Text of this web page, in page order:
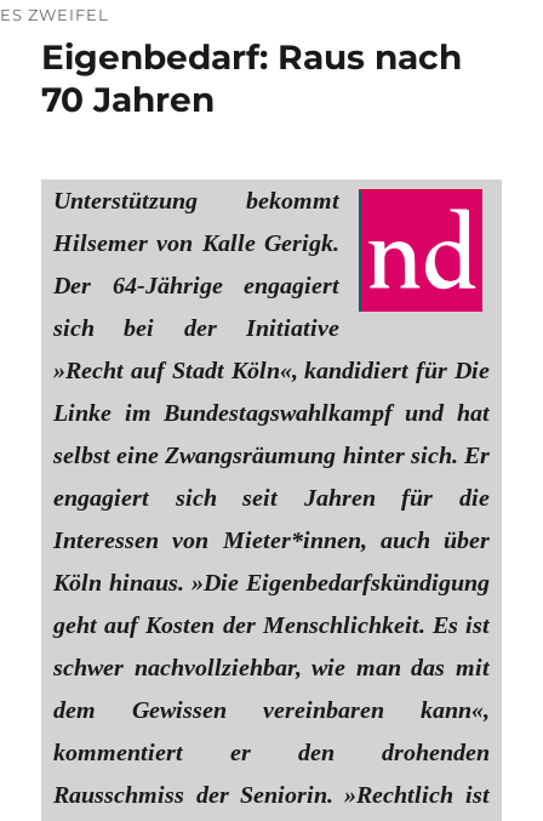
ES ZWEIFEL
Eigenbedarf: Raus nach
70 Jahren
Unterstützung bekommt
Hilsemer von Kalle Gerigk.
Der 64-Jährige engagiert
sich bei der Initiative
»Recht auf Stadt Köln«, kandidiert für Die
Linke im Bundestagswahlkampf und hat
selbst eine Zwangsräumung hinter sich. Er
engagiert sich seit Jahren für die
Interessen von Mieter*innen, auch über
Köln hinaus. »Die Eigenbedarfskündigung
geht auf Kosten der Menschlichkeit. Es ist
schwer nachvollziehbar, wie man das mit
dem Gewissen vereinbaren kann«,
kommentiert er den drohenden
Rausschmiss der Seniorin. »Rechtlich ist